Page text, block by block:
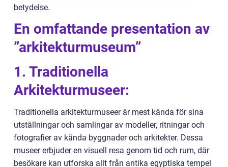
betydelse.
En omfattande presentation av
”arkitekturmuseum”
1. Traditionella
Arkitekturmuseer:
Traditionella arkitekturmuseer är mest kända för sina
utställningar och samlingar av modeller, ritningar och
fotografier av kända byggnader och arkitekter. Dessa
museer erbjuder en visuell resa genom tid och rum, där
besökare kan utforska allt från antika egyptiska tempel